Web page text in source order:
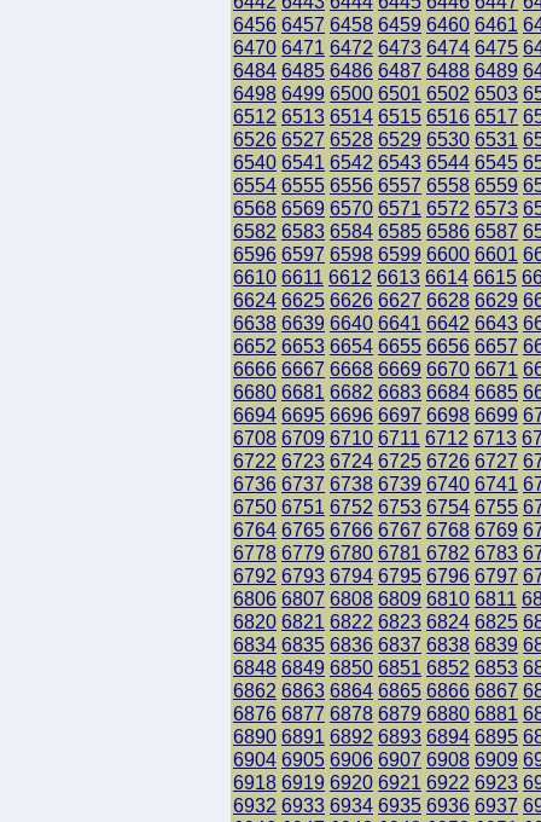
6456 6457 6458 6459 6460 6461
6470 6471 6472 6473 6474 6475
6484 6485 6486 6487 6488 6489
6498 6499 6500 6501 6502 6503
6512 6513 6514 6515 6516 6517
6526 6527 6528 6529 6530 6531
6540 6541 6542 6543 6544 6545
6554 6555 6556 6557 6558 6559
6568 6569 6570 6571 6572 6573
6582 6583 6584 6585 6586 6587
6596 6597 6598 6599 6600 6601
6610 6611 6612 6613 6614 6615
6624 6625 6626 6627 6628 6629
6638 6639 6640 6641 6642 6643
6652 6653 6654 6655 6656 6657
6666 6667 6668 6669 6670 6671
6680 6681 6682 6683 6684 6685
6694 6695 6696 6697 6698 6699
6708 6709 6710 6711 6712 6713
6722 6723 6724 6725 6726 6727
6736 6737 6738 6739 6740 6741
6750 6751 6752 6753 6754 6755
6764 6765 6766 6767 6768 6769
6778 6779 6780 6781 6782 6783
6792 6793 6794 6795 6796 6797
6806 6807 6808 6809 6810 6811
6820 6821 6822 6823 6824 6825
6834 6835 6836 6837 6838 6839
6848 6849 6850 6851 6852 6853
6862 6863 6864 6865 6866 6867
6876 6877 6878 6879 6880 6881
6890 6891 6892 6893 6894 6895
6904 6905 6906 6907 6908 6909
6918 6919 6920 6921 6922 6923
6932 6933 6934 6935 6936 6937